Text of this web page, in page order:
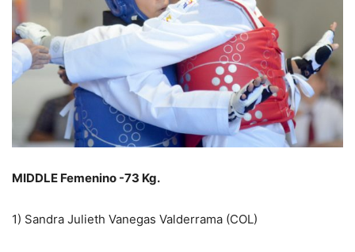
MIDDLE Femenino -73 Kg.
1) Sandra Julieth Vanegas Valderrama (COL)